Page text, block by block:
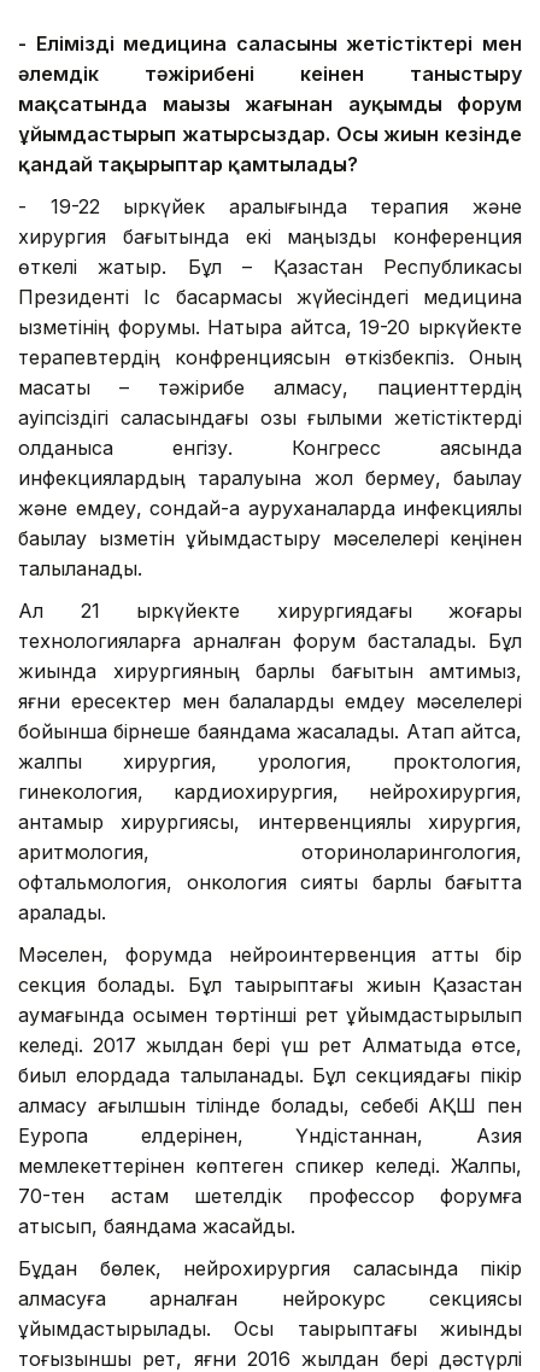
- Еліміздің медицина саласының жетістіктері мен
әлемдік тәжірибені кеңінен таныстыру
мақсатында маңызы жағынан ауқымды форум
ұйымдастырып жатырсыздар. Осы жиын кезінде
қандай тақырыптар қамтылады?
- 19-22 қыркүйек аралығында терапия және
хирургия бағытында екі маңызды конференция
өткелі жатыр. Бұл – Қазақстан Республикасы
Президенті Іс басқармасы жүйесіндегі медицина
қызметінің форумы. Нақтырақ айтсақ, 19-20 қыркүйекте
терапевтердің конфренциясын өткізбекпіз. Оның
мақсаты – тәжірибе алмасу, пациенттердің
қауіпсіздігі саласындағы озық ғылыми жетістіктерді
қолданысқа енгізу. Конгресс аясында
инфекциялардың таралуына жол бермеу, бақылау
және емдеу, сондай-ақ ауруханаларда инфекциялық
бақылау қызметін ұйымдастыру мәселелері кеңінен
талқыланады.
Ал 21 қыркүйекте хирургиядағы жоғары
технологияларға арналған форум басталады. Бұл
жиында хирургияның барлық бағытын қамтимыз,
яғни ересектер мен балаларды емдеу мәселелері
бойынша бірнеше баяндама жасалады. Атап айтсақ,
жалпы хирургия, урология, проктология,
гинекология, кардиохирургия, нейрохирургия,
қантамыр хирургиясы, интервенциялық хирургия,
аритмология, оториноларингология,
офтальмология, онкология сияқты барлық бағытта
қаралады.
Мәселен, форумда нейроинтервенция атты бір
секция болады. Бұл тақырыптағы жиын Қазақстан
аумағында осымен төртінші рет ұйымдастырылып
келеді. 2017 жылдан бері үш рет Алматыда өтсе,
биыл елордада талқыланады. Бұл секциядағы пікір
алмасу ағылшын тілінде болады, себебі АҚШ пен
Еуропа елдерінен, Үндістаннан, Азия
мемлекеттерінен көптеген спикер келеді. Жалпы,
70-тен астам шетелдік профессор форумға
қатысып, баяндама жасайды.
Бұдан бөлек, нейрохирургия саласында пікір
алмасуға арналған нейрокурс секциясы
ұйымдастырылады. Осы тақырыптағы жиынды
тоғызыншы рет, яғни 2016 жылдан бері дәстүрлі